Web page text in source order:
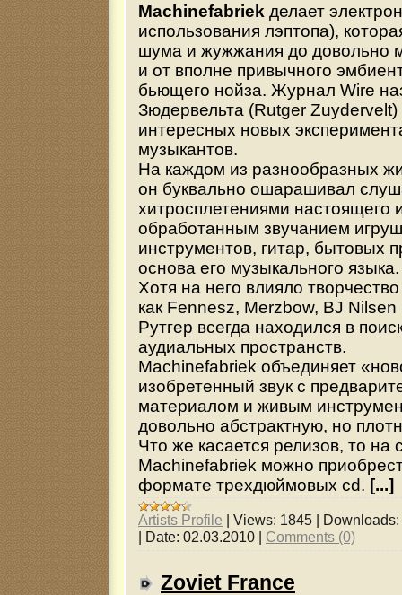
Machinefabriek делает
использования лэптопа),
шума и жужжания до довольно
и от вполне привычного
бьющего нойза. Журнал Wire
Зюдервельта (Rutger
интересных новых
музыкантов.
На каждом из разнообразных
он буквально ошарашивал
хитросплетениями настоящего
обработанным звучанием
инструментов, гитар, бытовых
основа его музыкального языка.
Хотя на него влияло
как Fennesz, Merzbow, BJ
Рутгер всегда находился в
аудиальных пространств.
Machinefabriek объединяет
изобретенный звук с
материалом и живым
довольно абстрактную, но
Что же касается релизов, то на
Machinefabriek можно
формате трехдюймовых cd. [...]
Artists Profile | Views: 1845 | Downloads:
| Date: 02.03.2010 | Comments (0)
Zoviet France